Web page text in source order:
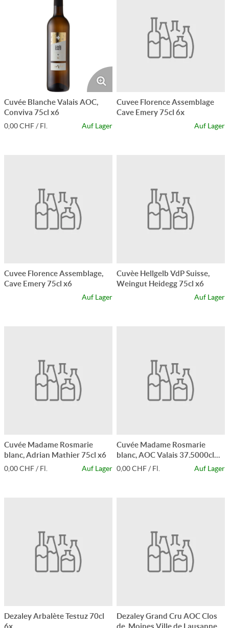
Cuvée Blanche Valais AOC,
Conviva 75cl x6
0,00 CHF / Fl. Auf Lager
Cuvee Florence Assemblage
Cave Emery 75cl 6x
Auf Lager
Cuvee Florence Assemblage,
Cave Emery 75cl x6
Auf Lager
Cuvèe Hellgelb VdP Suisse,
Weingut Heidegg 75cl x6
Auf Lager
Cuvée Madame Rosmarie
blanc, Adrian Mathier 75cl x6
0,00 CHF / Fl. Auf Lager
Cuvée Madame Rosmarie
blanc, AOC Valais 37.5000cl
x12
0,00 CHF / Fl. Auf Lager
Dezaley Arbalète Testuz 70cl
6x
Dezaley Grand Cru AOC Clos
de, Moines Ville de Lausanne